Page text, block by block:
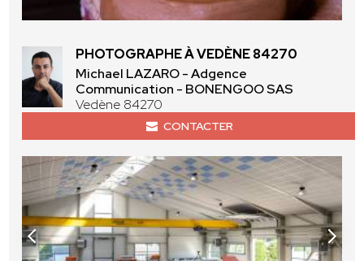
PHOTOGRAPHE À VEDÈNE 84270
Michael LAZARO - Adgence
Communication - BONENGOO SAS
Vedène 84270
CONTACTER